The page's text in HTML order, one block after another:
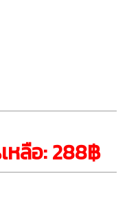
หลือ: 288฿